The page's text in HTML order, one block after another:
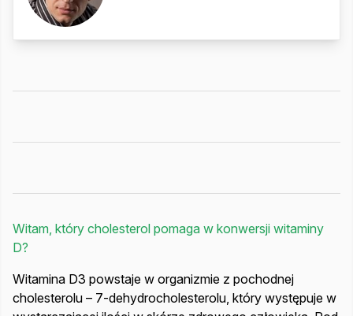
Witam, który cholesterol pomaga w konwersji witaminy
D?
Witamina D3 powstaje w organizmie z pochodnej
cholesterolu – 7-dehydrocholesterolu, który występuje w